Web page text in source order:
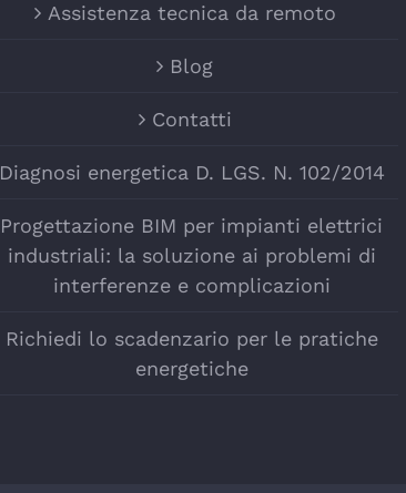
Assistenza tecnica da remoto
Blog
Contatti
Diagnosi energetica D. LGS. N. 102/2014
Progettazione BIM per impianti elettrici
industriali: la soluzione ai problemi di
interferenze e complicazioni
Richiedi lo scadenzario per le pratiche
energetiche